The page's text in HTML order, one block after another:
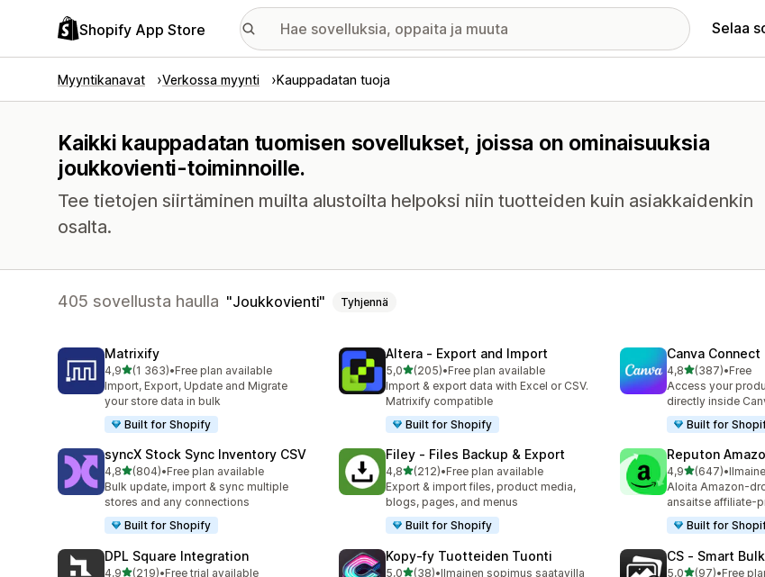
Shopify App Store Selaa
Myyntikanavat Verkossa myynti Kauppadatan tuoja
Kaikki kauppadatan tuomisen sovellukset, joissa on ominaisuuksia
joukkovienti-toiminnoille.
Tee tietojen siirtäminen muilta alustoilta helpoksi niin tuotteiden kuin asiakkaidenkin
osalta.
405 sovellusta haulla Joukkovienti Tyhjennä
Matrixify
4,9/ 5 tähteä
(1 363)
1363 arvostelua yhteensä
•Free plan available
Import, Export, Update and Migrate
your store data in bulk
Built for Shopify
Altera ‑ Export and Import
5,0/ 5 tähteä
(205)
205 arvostelua yhteensä
•Free plan available
Import & export data with Excel or CSV.
Matrixify compatible
Built for Shopify
Canva Connect
4,8/ 5 tähteä
(387)
387 arvostelua
•Free
Access your
directly inside
Built for
syncX Stock Sync Inventory CSV
4,8/ 5 tähteä
(804)
804 arvostelua yhteensä
•Free plan available
Bulk update, import & sync multiple
stores and any connections
Built for Shopify
Filey ‑ Files Backup & Export
4,8/ 5 tähteä
(212)
212 arvostelua yhteensä
•Free plan available
Export & import files, product media,
blogs, pages, and menus
Built for Shopify
Reputon
4,9/ 5 tähteä
(647)
647 arvostelua
•
Aloita Amazon-
ansaitse affiliate-
Built for
DPL Square Integration
4,9/ 5 tähteä
(219)•Free trial available
Kopy‑fy Tuotteiden Tuonti
5,0/ 5 tähteä
(38)•Ilmainen sopimus saatavilla
CS ‑ Smart
5,0/ 5 tähteä
(97)•Free